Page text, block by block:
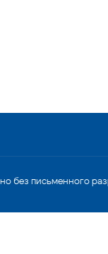
без письменного